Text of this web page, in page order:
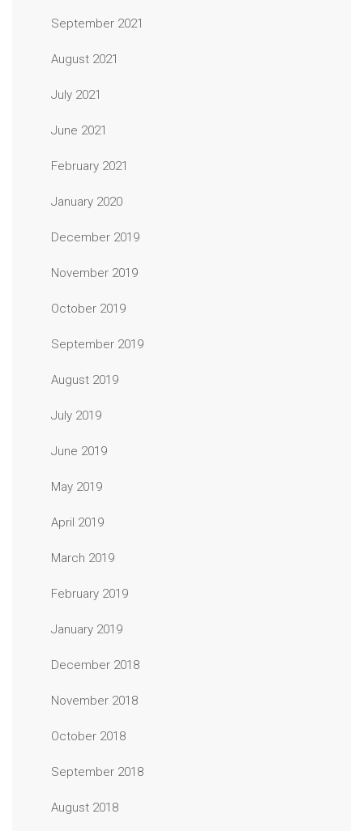
September 2021
August 2021
July 2021
June 2021
February 2021
January 2020
December 2019
November 2019
October 2019
September 2019
August 2019
July 2019
June 2019
May 2019
April 2019
March 2019
February 2019
January 2019
December 2018
November 2018
October 2018
September 2018
August 2018